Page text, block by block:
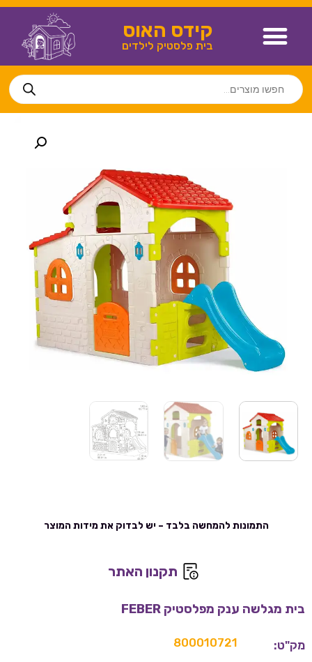
קידס האוס
בית פלסטיק לילדים
התמונות להמחשה בלבד – יש לבדוק את מידות המוצר
תקנון האתר
בית מגלשה ענק מפלסטיק FEBER
מק"ט: 800010721